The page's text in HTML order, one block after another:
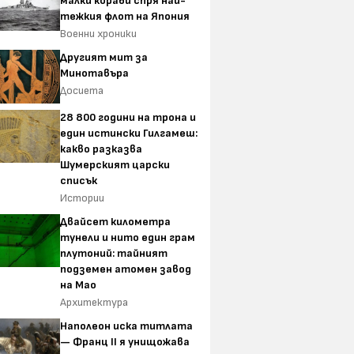
тежкия флот на Япония
Военни хроники
Другият мит за
Минотавъра
Досиета
28 800 години на трона и
един истински Гилгамеш:
какво разказва
Шумерският царски
списък
Истории
Двайсет километра
тунели и нито един грам
плутоний: тайният
подземен атомен завод
на Мао
Архитектура
Наполеон иска титлата
— Франц II я унищожава